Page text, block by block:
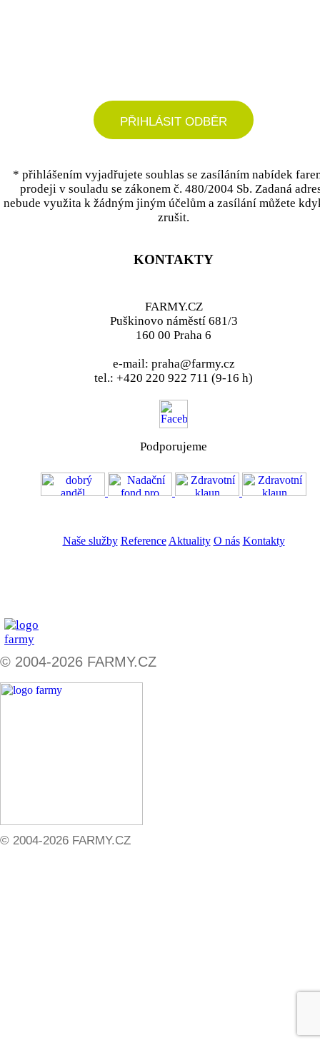
PŘIHLÁSIT ODBĚR
* přihlášením vyjadřujete souhlas se zasíláním nabídek
prodeji v souladu se zákonem č. 480/2004 Sb. Zadaná
nebude využita k žádným jiným účelům a zasílání můžete
zrušit.
KONTAKTY
FARMY.CZ
Puškinovo náměstí 681/3
160 00 Praha 6
e-mail: praha@farmy.cz
tel.: +420 220 922 711 (9-16 h)
Podporujeme
Naše služby Reference Aktuality O nás Kontakty
© 2004-2026 FARMY.CZ
© 2004-2026 FARMY.CZ